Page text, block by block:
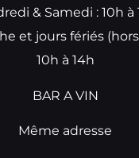
& Samedi : 10h à
et jours fériés
10h à 14h
BAR A VIN
Même adresse